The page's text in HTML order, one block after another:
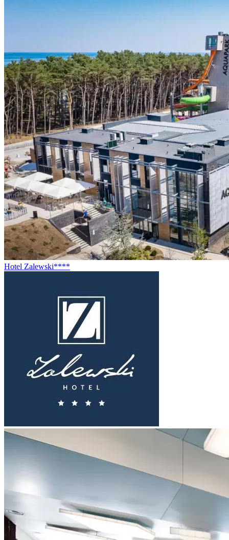
Hotel Zalewski****